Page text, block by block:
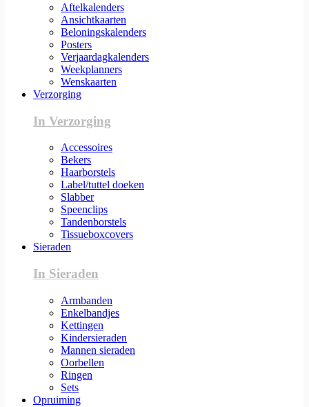
Aftelkalenders
Ansichtkaarten
Beloningskalenders
Posters
Verjaardagkalenders
Weekplanners
Wenskaarten
Verzorging
In Verzorging
Accessoires
Bekers
Haarborstels
Label/tuttel doeken
Slabber
Speenclips
Tandenborstels
Tissueboxcovers
Sieraden
In Sieraden
Armbanden
Enkelbandjes
Kettingen
Kindersieraden
Mannen sieraden
Oorbellen
Ringen
Sets
Opruiming